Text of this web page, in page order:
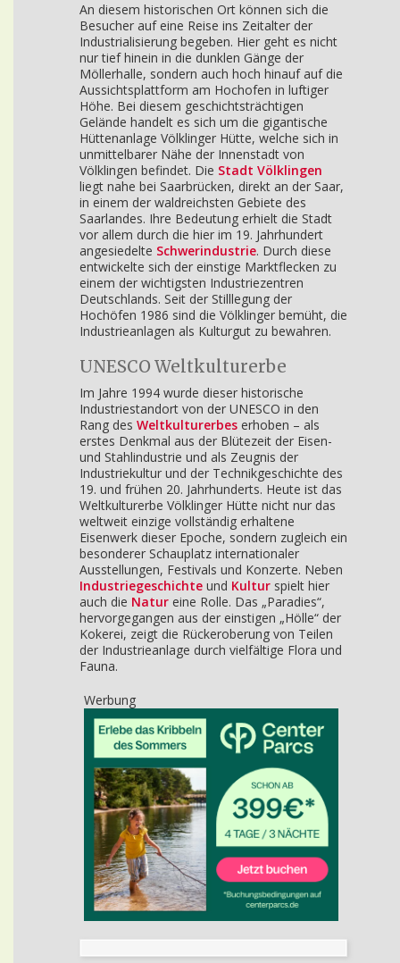
An diesem historischen Ort können sich die
Besucher auf eine Reise ins Zeitalter der
Industrialisierung begeben. Hier geht es nicht
nur tief hinein in die dunklen Gänge der
Möllerhalle, sondern auch hoch hinauf auf die
Aussichtsplattform am Hochofen in luftiger
Höhe. Bei diesem geschichtsträchtigen
Gelände handelt es sich um die gigantische
Hüttenanlage Völklinger Hütte, welche sich in
unmittelbarer Nähe der Innenstadt von
Völklingen befindet. Die Stadt Völklingen
liegt nahe bei Saarbrücken, direkt an der Saar,
in einem der waldreichsten Gebiete des
Saarlandes. Ihre Bedeutung erhielt die Stadt
vor allem durch die hier im 19. Jahrhundert
angesiedelte Schwerindustrie. Durch diese
entwickelte sich der einstige Marktflecken zu
einem der wichtigsten Industriezentren
Deutschlands. Seit der Stilllegung der
Hochöfen 1986 sind die Völklinger bemüht, die
Industrieanlagen als Kulturgut zu bewahren.
UNESCO Weltkulturerbe
Im Jahre 1994 wurde dieser historische
Industriestandort von der UNESCO in den
Rang des Weltkulturerbes erhoben – als
erstes Denkmal aus der Blütezeit der Eisen-
und Stahlindustrie und als Zeugnis der
Industriekultur und der Technikgeschichte des
19. und frühen 20. Jahrhunderts. Heute ist das
Weltkulturerbe Völklinger Hütte nicht nur das
weltweit einzige vollständig erhaltene
Eisenwerk dieser Epoche, sondern zugleich ein
besonderer Schauplatz internationaler
Ausstellungen, Festivals und Konzerte. Neben
Industriegeschichte und Kultur spielt hier
auch die Natur eine Rolle. Das „Paradies“,
hervorgegangen aus der einstigen „Hölle“ der
Kokerei, zeigt die Rückeroberung von Teilen
der Industrieanlage durch vielfältige Flora und
Fauna.
Werbung